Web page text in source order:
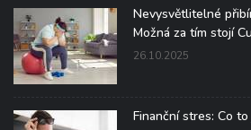
Nevysvětlitelné
Možná za tím stojí
26.10.2025
Finanční stres: Co